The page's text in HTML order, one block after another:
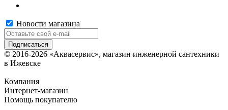
Новости магазина
© 2016-2026 «Аквасервис», магазин инженерной сантехники
в Ижевске
Компания
Интернет-магазин
Помощь покупателю